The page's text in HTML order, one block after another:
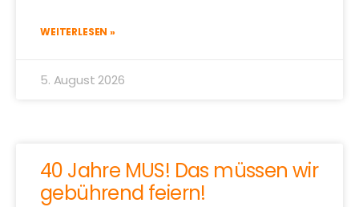
WEITERLESEN »
5. August 2026
40 Jahre MUS! Das müssen wir
gebührend feiern!